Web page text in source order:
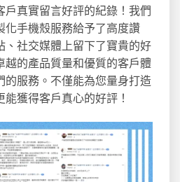
戶真實留言好評的紀錄！我們
化手機殼服務給予了高度讚
、社交媒體上留下了寶貴的好
越的產品質量和優質的客戶體
的服務。不僅能為您量身打造
獲得客戶真心的好評！